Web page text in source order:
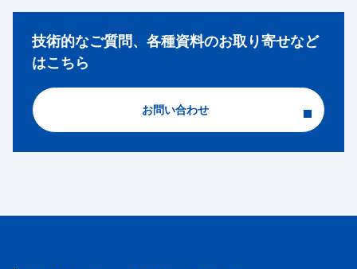
技術的なご質問、各種資料のお取り寄せなど
はこちら
お問い合わせ